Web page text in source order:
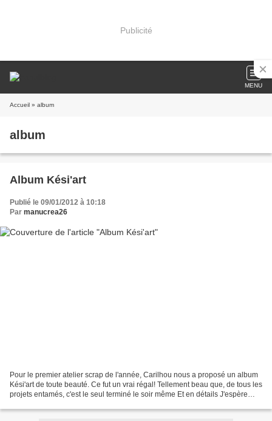
Publicité
MENU
Accueil » album
album
Album Kési'art
Publié le 09/01/2012 à 10:18
Par manucrea26
Pour le premier atelier scrap de l'année, Carilhou nous a proposé un album
Kési'art de toute beauté. Ce fut un vrai régal! Tellement beau que, de tous les
projets entamés, c'est le seul terminé le soir même Et en détails J'espère